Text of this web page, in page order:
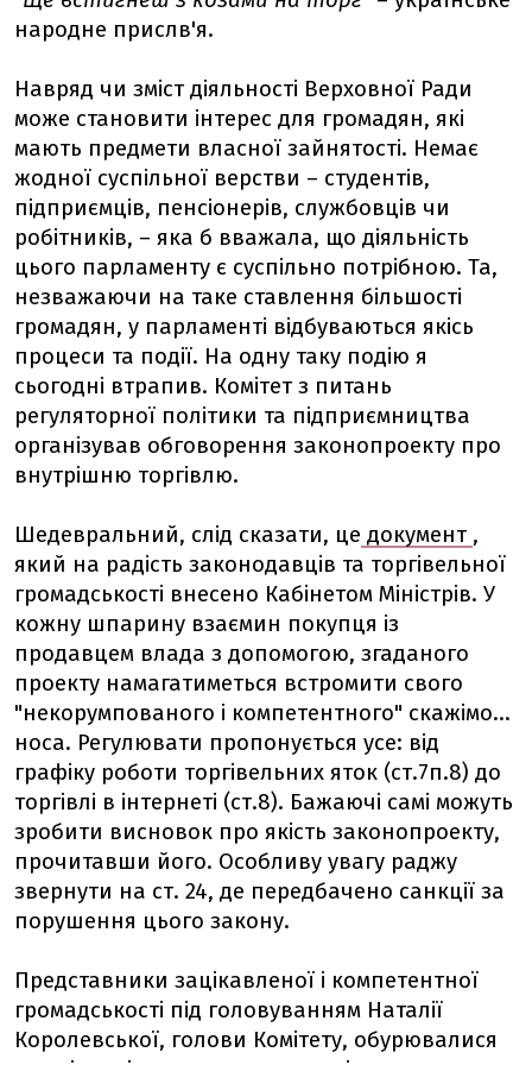
народне прислв'я.
Навряд чи зміст діяльності Верховної Ради
може становити інтерес для громадян, які
мають предмети власної зайнятості. Немає
жодної суспільної верстви – студентів,
підприємців, пенсіонерів, службовців чи
робітників, – яка б вважала, що діяльність
цього парламенту є суспільно потрібною. Та,
незважаючи на таке ставлення більшості
громадян, у парламенті відбуваються якісь
процеси та події. На одну таку подію я
сьогодні втрапив. Комітет з питань
регуляторної політики та підприємництва
організував обговорення законопроекту про
внутрішню торгівлю.
Шедевральний, слід сказати, це документ ,
який на радість законодавців та торгівельної
громадськості внесено Кабінетом Міністрів. У
кожну шпарину взаємин покупця із
продавцем влада з допомогою, згаданого
проекту намагатиметься встромити свого
"некорумпованого і компетентного" скажімо...
носа. Регулювати пропонується усе: від
графіку роботи торгівельних яток (ст.7п.8) до
торгівлі в інтернеті (ст.8). Бажаючі самі можуть
зробити висновок про якість законопроекту,
прочитавши його. Особливу увагу раджу
звернути на ст. 24, де передбачено санкції за
порушення цього закону.
Представники зацікавленої і компетентної
громадськості під головуванням Наталії
Королевської, голови Комітету, обурювалися